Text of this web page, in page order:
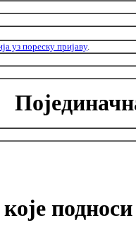
уз пореску пријаву.